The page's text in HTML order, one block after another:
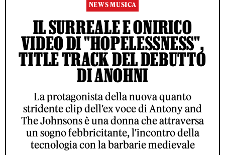
NEWS MUSICA
IL SURREALE E ONIRICO
VIDEO DI "HOPELESSNESS",
TITLE TRACK DEL DEBUTTO
DI ANOHNI
La protagonista della nuova quanto
stridente clip dell'ex voce di Antony and
The Johnsons è una donna che attraversa
un sogno febbricitante, l'incontro della
tecnologia con la barbarie medievale